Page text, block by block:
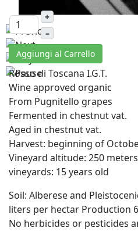
+
–
Aggiungi al Carrello
Rosso di Toscana I.G.T.
Wine approved organic
From Pugnitello grapes
Fermented in chestnut vat.
Aged in chestnut vat.
Harvest: beginning of
Vineyard altitude: 250
vineyards: 15 years old
Soil: Alberese and
liters per hectar Production
No herbicides or pesticides